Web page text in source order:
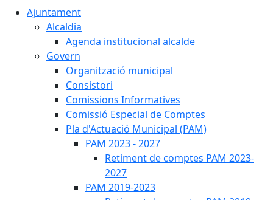
Ajuntament
Alcaldia
Agenda institucional alcalde
Govern
Organització municipal
Consistori
Comissions Informatives
Comissió Especial de Comptes
Pla d'Actuació Municipal (PAM)
PAM 2023 - 2027
Retiment de comptes PAM 2023-
2027
PAM 2019-2023